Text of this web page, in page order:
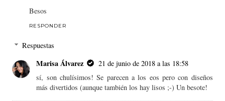
Besos
RESPONDER
Respuestas
Marisa Álvarez
21 de junio de 2018 a las 18:58
sí, son chulísimos! Se parecen a los eos pero con diseños
más divertidos (aunque también los hay lisos ;-) Un besote!